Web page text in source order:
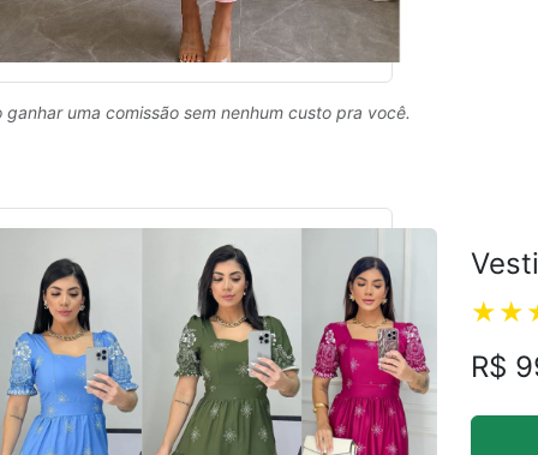
ganhar uma comissão sem nenhum custo pra você.
R$